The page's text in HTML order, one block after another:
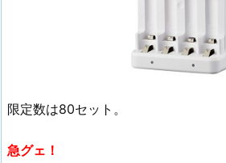
限定数は80セット。
急グェ！